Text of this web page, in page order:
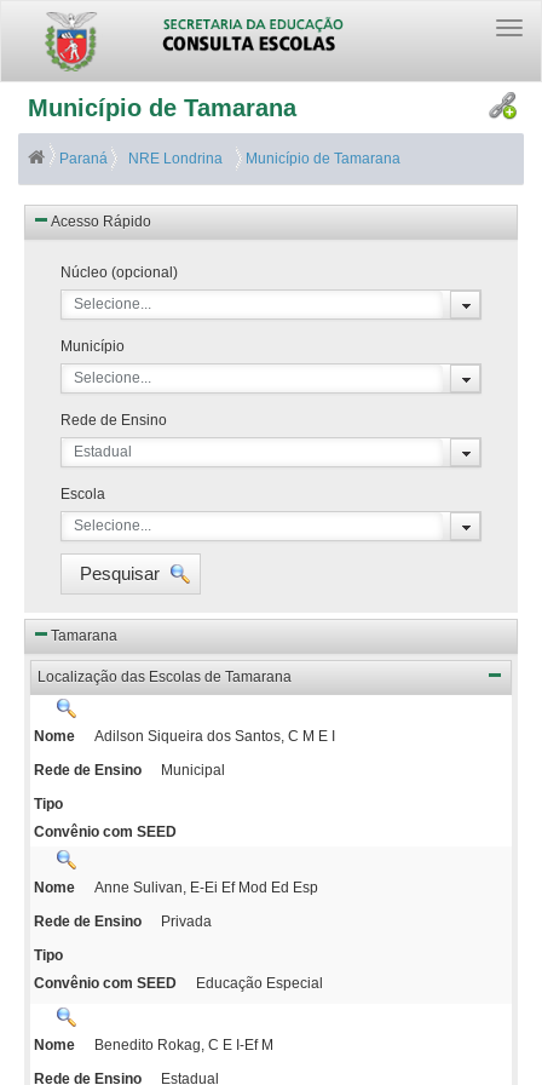
Município de Tamarana
Paraná NRE Londrina Município de Tamarana
Acesso Rápido
Núcleo (opcional)
Selecione...
Município
Selecione...
Rede de Ensino
Estadual
Escola
Selecione...
Pesquisar
Tamarana
Localização das Escolas de Tamarana
Nome Adilson Siqueira dos Santos, C M E I
Rede de Ensino Municipal
Tipo
Convênio com SEED
Nome Anne Sulivan, E-Ei Ef Mod Ed Esp
Rede de Ensino Privada
Tipo
Convênio com SEED
Educação Especial
Nome Benedito Rokag, C E I-Ef M
Rede de Ensino Estadual